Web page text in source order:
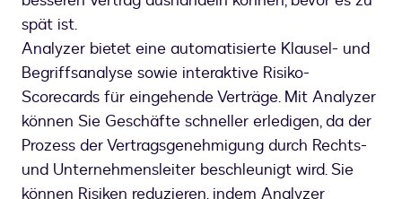
spät ist.
Analyzer bietet eine automatisierte Klausel- und
Begriffsanalyse sowie interaktive Risiko-
Scorecards für eingehende Verträge. Mit Analyzer
können Sie Geschäfte schneller erledigen, da der
Prozess der Vertragsgenehmigung durch Rechts-
und Unternehmensleiter beschleunigt wird. Sie
können Risiken reduzieren, indem Analyzer